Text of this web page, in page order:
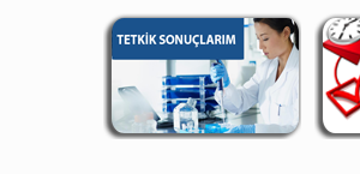
Hastane Mali Hizmetler
Müdürlüğü
Doku Tipleme ve
Transplantasyon
Lab.